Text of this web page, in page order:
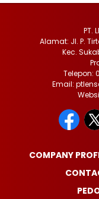
PT.
Alamat: Jl. P.
Kec.
Telepon:
Email:
COMPANY